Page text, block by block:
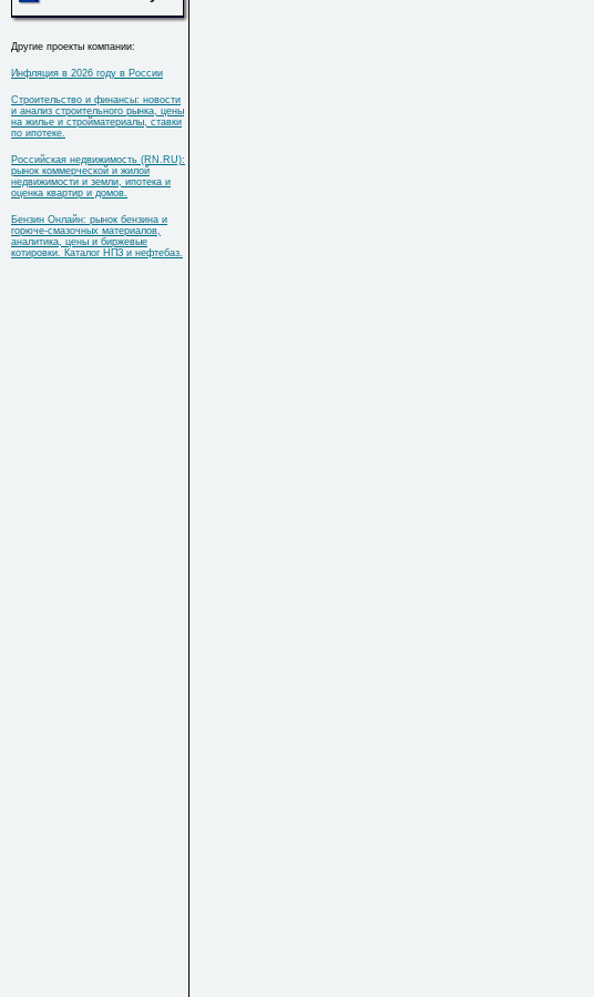
Другие проекты компании:
Инфляция в 2026 году в России
Строительство и финансы: новости
и анализ строительного рынка, цены
на жилье и стройматериалы, ставки
по ипотеке.
Российская недвижимость (RN.RU):
рынок коммерческой и жилой
недвижимости и земли, ипотека и
оценка квартир и домов.
Бензин Онлайн: рынок бензина и
горюче-смазочных материалов,
аналитика, цены и биржевые
котировки. Каталог НПЗ и нефтебаз.